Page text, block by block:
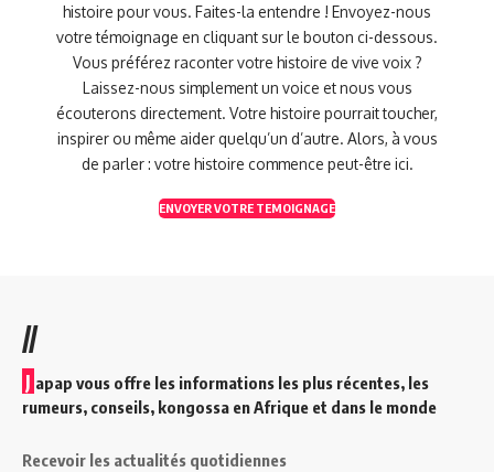
histoire pour vous. Faites-la entendre ! Envoyez-nous
votre témoignage en cliquant sur le bouton ci-dessous.
Vous préférez raconter votre histoire de vive voix ?
Laissez-nous simplement un voice et nous vous
écouterons directement. Votre histoire pourrait toucher,
inspirer ou même aider quelqu’un d’autre. Alors, à vous
de parler : votre histoire commence peut-être ici.
ENVOYER VOTRE TEMOIGNAGE
//
J apap vous offre les informations les plus récentes, les
rumeurs, conseils, kongossa en Afrique et dans le monde
Recevoir les actualités quotidiennes